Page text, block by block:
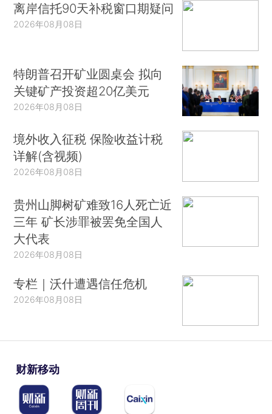
离岸信托90天补税窗口期疑问
2026年08月08日
特朗普召开矿业圆桌会 拟向
关键矿产投资超20亿美元
2026年08月08日
境外收入征税 保险收益计税
详解(含视频)
2026年08月08日
贵州山脚树矿难致16人死亡近
三年 矿长涉罪被罢免全国人
大代表
2026年08月08日
专栏｜沃什遭遇信任危机
2026年08月08日
财新移动